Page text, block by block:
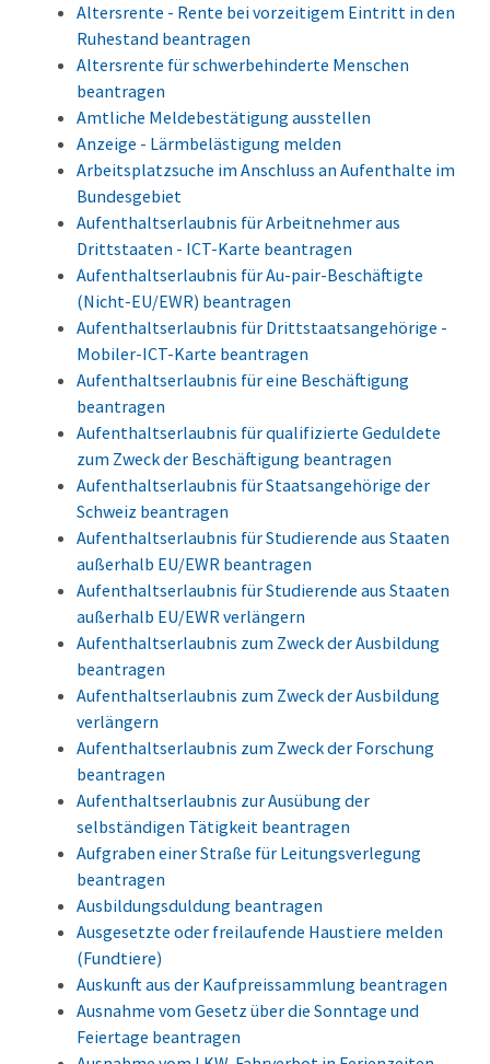
Altersrente - Rente bei vorzeitigem Eintritt in den
Ruhestand beantragen
Altersrente für schwerbehinderte Menschen
beantragen
Amtliche Meldebestätigung ausstellen
Anzeige - Lärmbelästigung melden
Arbeitsplatzsuche im Anschluss an Aufenthalte im
Bundesgebiet
Aufenthaltserlaubnis für Arbeitnehmer aus
Drittstaaten - ICT-Karte beantragen
Aufenthaltserlaubnis für Au-pair-Beschäftigte
(Nicht-EU/EWR) beantragen
Aufenthaltserlaubnis für Drittstaatsangehörige -
Mobiler-ICT-Karte beantragen
Aufenthaltserlaubnis für eine Beschäftigung
beantragen
Aufenthaltserlaubnis für qualifizierte Geduldete
zum Zweck der Beschäftigung beantragen
Aufenthaltserlaubnis für Staatsangehörige der
Schweiz beantragen
Aufenthaltserlaubnis für Studierende aus Staaten
außerhalb EU/EWR beantragen
Aufenthaltserlaubnis für Studierende aus Staaten
außerhalb EU/EWR verlängern
Aufenthaltserlaubnis zum Zweck der Ausbildung
beantragen
Aufenthaltserlaubnis zum Zweck der Ausbildung
verlängern
Aufenthaltserlaubnis zum Zweck der Forschung
beantragen
Aufenthaltserlaubnis zur Ausübung der
selbständigen Tätigkeit beantragen
Aufgraben einer Straße für Leitungsverlegung
beantragen
Ausbildungsduldung beantragen
Ausgesetzte oder freilaufende Haustiere melden
(Fundtiere)
Auskunft aus der Kaufpreissammlung beantragen
Ausnahme vom Gesetz über die Sonntage und
Feiertage beantragen